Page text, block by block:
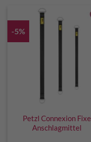
-5%
Petzl Connexion Fixe
Anschlagmittel